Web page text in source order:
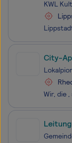
KWL
City-